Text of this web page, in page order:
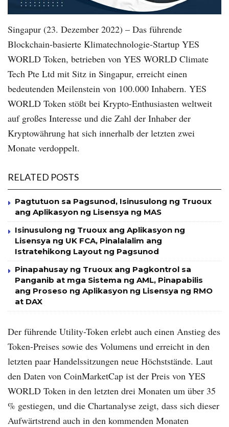
Singapur (23. Dezember 2022) – Das führende
Blockchain-basierte Klimatechnologie-Startup YES
WORLD Token, betrieben von YES WORLD Climate
Tech Pte Ltd mit Sitz in Singapur, erreicht einen
bedeutenden Meilenstein von 100.000 Inhabern. YES
WORLD Token stößt bei Krypto-Enthusiasten weltweit
auf großes Interesse und die Zahl der Inhaber der
Kryptowährung hat sich innerhalb der letzten zwei
Monate verdoppelt.
RELATED POSTS
Pagtutuon sa Pagsunod, Isinusulong ng Truoux
ang Aplikasyon ng Lisensya ng MAS
Isinusulong ng Truoux ang Aplikasyon ng
Lisensya ng UK FCA, Pinalalalim ang
Istratehikong Layout ng Pagsunod
Pinapahusay ng Truoux ang Pagkontrol sa
Panganib at mga Sistema ng AML, Pinapabilis
ang Proseso ng Aplikasyon ng Lisensya ng RMO
at DAX
Der führende Utility-Token erlebt auch einen Anstieg des
Token-Preises sowie des Volumens und erreicht in den
letzten paar Handelssitzungen neue Höchststände. Laut
den Daten von CoinMarketCap ist der Preis von YES
WORLD Token in den letzten drei Monaten um über 35
% gestiegen, und die Chartanalyse zeigt, dass sich dieser
Aufwärtstrend auch in den kommenden Monaten